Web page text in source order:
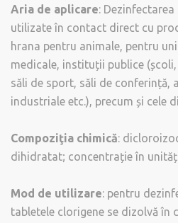
Aria de aplicare:
utilizate în contact direct cu
hrana pentru animale, pentru
medicale, instituții publice
săli de sport, săli de conferință,
industriale etc.), precum și cele
Compoziţia chimică:
dihidratat; concentrație în
Mod de utilizare: pentru
tabletele clorigene se dizolvă în